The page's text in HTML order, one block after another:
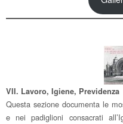
VII. Lavoro, Igiene, Previdenza
Questa sezione documenta le
e nei padiglioni consacrati